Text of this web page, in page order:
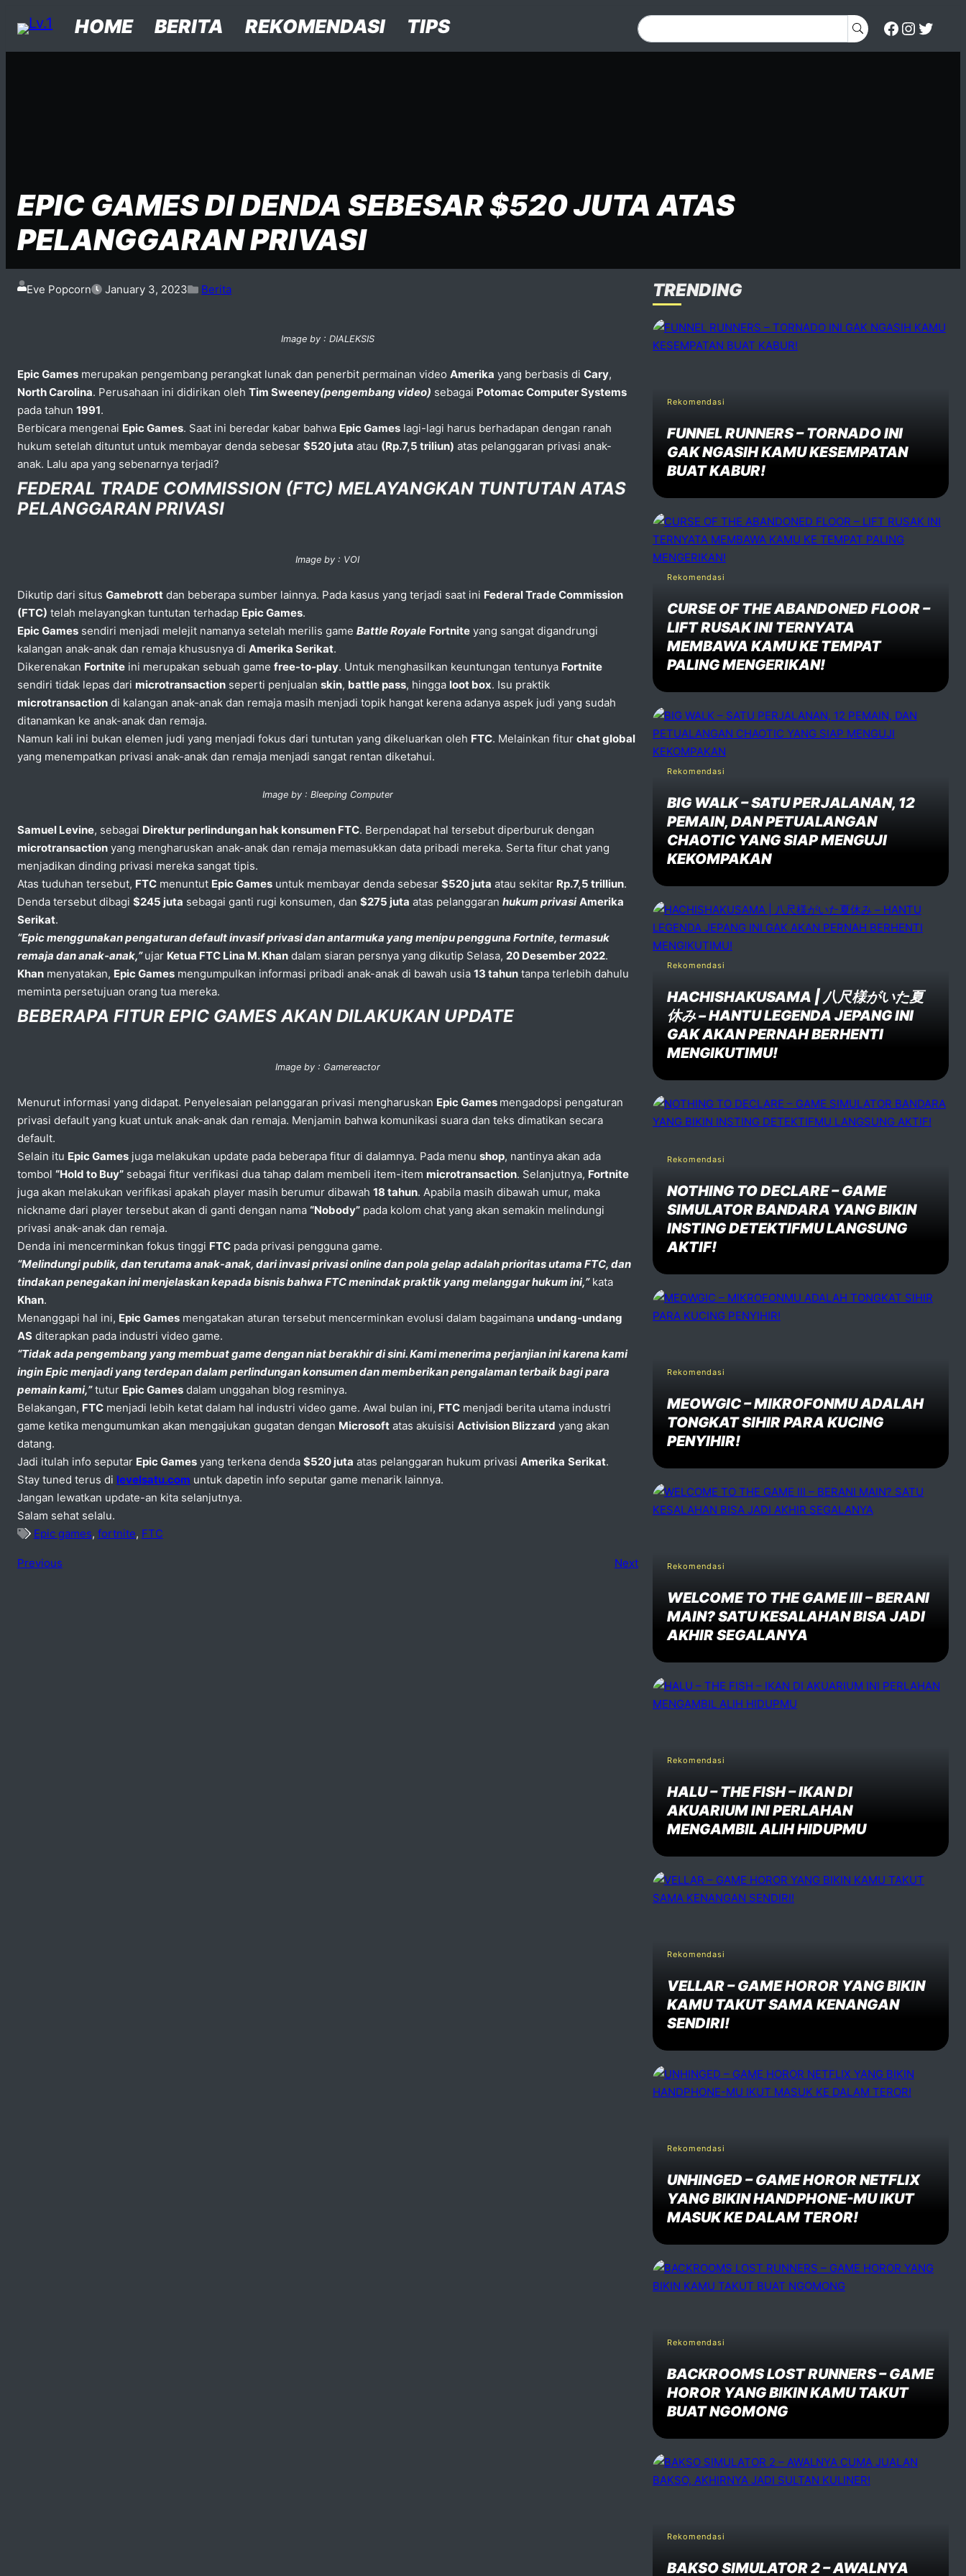
HOME BERITA REKOMENDASI TIPS
EPIC GAMES DI DENDA SEBESAR $520 JUTA ATAS
PELANGGARAN PRIVASI
Eve Popcorn January 3, 2023 Berita
Image by : DIALEKSIS
Epic Games merupakan pengembang perangkat lunak dan penerbit permainan video Amerika yang berbasis di Cary,
North Carolina. Perusahaan ini didirikan oleh Tim Sweeney(pengembang video) sebagai Potomac Computer Systems
pada tahun 1991.
Berbicara mengenai Epic Games. Saat ini beredar kabar bahwa Epic Games lagi-lagi harus berhadapan dengan ranah
hukum setelah dituntut untuk membayar denda sebesar $520 juta atau (Rp.7,5 triliun) atas pelanggaran privasi anak-
anak. Lalu apa yang sebenarnya terjadi?
FEDERAL TRADE COMMISSION (FTC) MELAYANGKAN TUNTUTAN ATAS
PELANGGARAN PRIVASI
Image by : VOI
Dikutip dari situs Gamebrott dan beberapa sumber lainnya. Pada kasus yang terjadi saat ini Federal Trade Commission
(FTC) telah melayangkan tuntutan terhadap Epic Games.
Epic Games sendiri menjadi melejit namanya setelah merilis game Battle Royale Fortnite yang sangat digandrungi
kalangan anak-anak dan remaja khususnya di Amerika Serikat.
Dikerenakan Fortnite ini merupakan sebuah game free-to-play. Untuk menghasilkan keuntungan tentunya Fortnite
sendiri tidak lepas dari microtransaction seperti penjualan skin, battle pass, hingga loot box. Isu praktik
microtransaction di kalangan anak-anak dan remaja masih menjadi topik hangat kerena adanya aspek judi yang sudah
ditanamkan ke anak-anak dan remaja.
Namun kali ini bukan elemen judi yang menjadi fokus dari tuntutan yang dikeluarkan oleh FTC. Melainkan fitur chat global
yang menempatkan privasi anak-anak dan remaja menjadi sangat rentan diketahui.
Image by : Bleeping Computer
Samuel Levine, sebagai Direktur perlindungan hak konsumen FTC. Berpendapat hal tersebut diperburuk dengan
microtransaction yang mengharuskan anak-anak dan remaja memasukkan data pribadi mereka. Serta fitur chat yang
menjadikan dinding privasi mereka sangat tipis.
Atas tuduhan tersebut, FTC menuntut Epic Games untuk membayar denda sebesar $520 juta atau sekitar Rp.7,5 trilliun.
Denda tersebut dibagi $245 juta sebagai ganti rugi konsumen, dan $275 juta atas pelanggaran hukum privasi Amerika
Serikat.
“Epic menggunakan pengaturan default invasif privasi dan antarmuka yang menipu pengguna Fortnite, termasuk
remaja dan anak-anak,”ujar Ketua FTC Lina M. Khan dalam siaran persnya yang dikutip Selasa, 20 Desember 2022.
Khan menyatakan, Epic Games mengumpulkan informasi pribadi anak-anak di bawah usia 13 tahun tanpa terlebih dahulu
meminta persetujuan orang tua mereka.
BEBERAPA FITUR EPIC GAMES AKAN DILAKUKAN UPDATE
Image by : Gamereactor
Menurut informasi yang didapat. Penyelesaian pelanggaran privasi mengharuskan Epic Games mengadopsi pengaturan
privasi default yang kuat untuk anak-anak dan remaja. Menjamin bahwa komunikasi suara dan teks dimatikan secara
default.
Selain itu Epic Games juga melakukan update pada beberapa fitur di dalamnya. Pada menu shop, nantinya akan ada
tombol “Hold to Buy” sebagai fitur verifikasi dua tahap dalam membeli item-item microtransaction. Selanjutnya, Fortnite
juga akan melakukan verifikasi apakah player masih berumur dibawah 18 tahun. Apabila masih dibawah umur, maka
nickname dari player tersebut akan di ganti dengan nama “Nobody” pada kolom chat yang akan semakin melindungi
privasi anak-anak dan remaja.
Denda ini mencerminkan fokus tinggi FTC pada privasi pengguna game.
“Melindungi publik, dan terutama anak-anak, dari invasi privasi online dan pola gelap adalah prioritas utama FTC, dan
tindakan penegakan ini menjelaskan kepada bisnis bahwa FTC menindak praktik yang melanggar hukum ini,”kata
Khan.
Menanggapi hal ini, Epic Games mengatakan aturan tersebut mencerminkan evolusi dalam bagaimana undang-undang
AS diterapkan pada industri video game.
“Tidak ada pengembang yang membuat game dengan niat berakhir di sini. Kami menerima perjanjian ini karena kami
ingin Epic menjadi yang terdepan dalam perlindungan konsumen dan memberikan pengalaman terbaik bagi para
pemain kami,”tutur Epic Games dalam unggahan blog resminya.
Belakangan, FTC menjadi lebih ketat dalam hal industri video game. Awal bulan ini, FTC menjadi berita utama industri
game ketika mengumumkan akan mengajukan gugatan dengan Microsoft atas akuisisi Activision Blizzard yang akan
datang.
Jadi itulah info seputar Epic Games yang terkena denda $520 juta atas pelanggaran hukum privasi Amerika Serikat.
Stay tuned terus di levelsatu.com untuk dapetin info seputar game menarik lainnya.
Jangan lewatkan update-an kita selanjutnya.
Salam sehat selalu.
Epic games, fortnite, FTC
Previous Next
TRENDING
Rekomendasi
FUNNEL RUNNERS – TORNADO INI
GAK NGASIH KAMU KESEMPATAN
BUAT KABUR!
Rekomendasi
CURSE OF THE ABANDONED FLOOR –
LIFT RUSAK INI TERNYATA
MEMBAWA KAMU KE TEMPAT
PALING MENGERIKAN!
Rekomendasi
BIG WALK – SATU PERJALANAN, 12
PEMAIN, DAN PETUALANGAN
CHAOTIC YANG SIAP MENGUJI
KEKOMPAKAN
Rekomendasi
HACHISHAKUSAMA | 八尺様がいた夏
休み – HANTU LEGENDA JEPANG INI
GAK AKAN PERNAH BERHENTI
MENGIKUTIMU!
Rekomendasi
NOTHING TO DECLARE – GAME
SIMULATOR BANDARA YANG BIKIN
INSTING DETEKTIFMU LANGSUNG
AKTIF!
Rekomendasi
MEOWGIC – MIKROFONMU ADALAH
TONGKAT SIHIR PARA KUCING
PENYIHIR!
Rekomendasi
WELCOME TO THE GAME III – BERANI
MAIN? SATU KESALAHAN BISA JADI
AKHIR SEGALANYA
Rekomendasi
HALU – THE FISH – IKAN DI
AKUARIUM INI PERLAHAN
MENGAMBIL ALIH HIDUPMU
Rekomendasi
VELLAR – GAME HOROR YANG BIKIN
KAMU TAKUT SAMA KENANGAN
SENDIRI!
Rekomendasi
UNHINGED – GAME HOROR NETFLIX
YANG BIKIN HANDPHONE-MU IKUT
MASUK KE DALAM TEROR!
Rekomendasi
BACKROOMS LOST RUNNERS – GAME
HOROR YANG BIKIN KAMU TAKUT
BUAT NGOMONG
Rekomendasi
BAKSO SIMULATOR 2 – AWALNYA